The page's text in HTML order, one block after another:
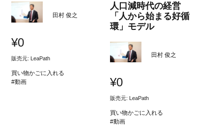
田村 俊之
¥0
販売元: LeaPath
買い物かごに入れる
#動画
人口減時代の経営
「人から始まる好循
環」モデル
田村 俊之
¥0
販売元: LeaPath
買い物かごに入れる
#動画